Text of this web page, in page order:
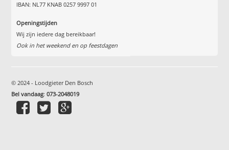
IBAN: NL77 KNAB 0257 9997 01
Openingstijden
Wij zijn iedere dag bereikbaar!
Ook in het weekend en op feestdagen
© 2024 - Loodgieter Den Bosch
Bel vandaag:073-2048019